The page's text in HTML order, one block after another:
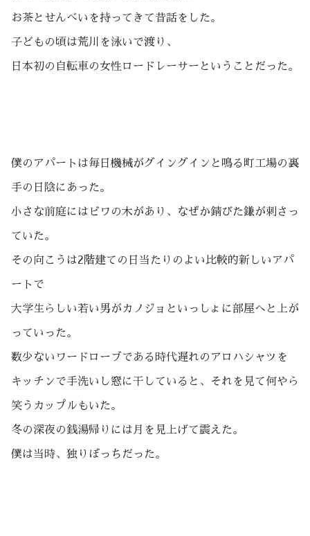
お茶とせんべいを持ってきて昔話をした。
子どもの頃は荒川を泳いで渡り、
日本初の自転車の女性ロードレーサーということだった。
僕のアパートは毎日機械がグイングインと鳴る町工場の裏
手の日陰にあった。
小さな前庭にはビワの木があり、なぜか錆びた鎌が刺さっ
ていた。
その向こうは2階建ての日当たりのよい比較的新しいアパ
ートで
大学生らしい若い男がカノジョといっしょに部屋へと上が
っていった。
数少ないワードローブである時代遅れのアロハシャツを
キッチンで手洗いし窓に干していると、それを見て何やら
笑うカップルもいた。
冬の深夜の銭湯帰りには月を見上げて震えた。
僕は当時、独りぼっちだった。